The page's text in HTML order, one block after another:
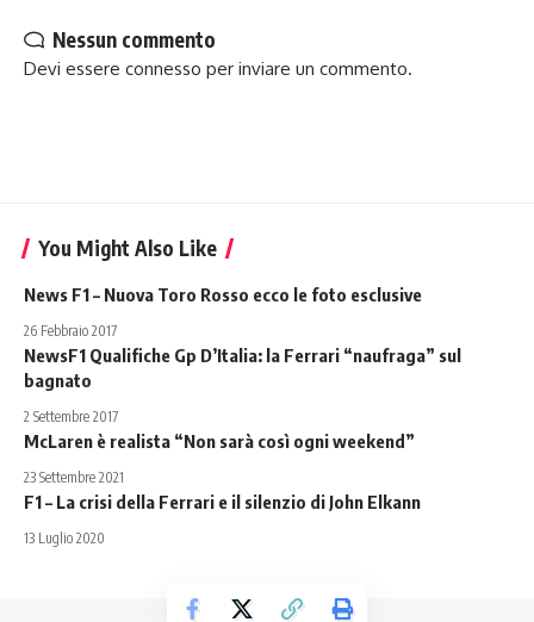
Nessun commento
Devi essere connesso per inviare un commento.
You Might Also Like
News F1 – Nuova Toro Rosso ecco le foto esclusive
26 Febbraio 2017
NewsF1 Qualifiche Gp D’Italia: la Ferrari “naufraga” sul
bagnato
2 Settembre 2017
McLaren è realista “Non sarà così ogni weekend”
23 Settembre 2021
F1 – La crisi della Ferrari e il silenzio di John Elkann
13 Luglio 2020